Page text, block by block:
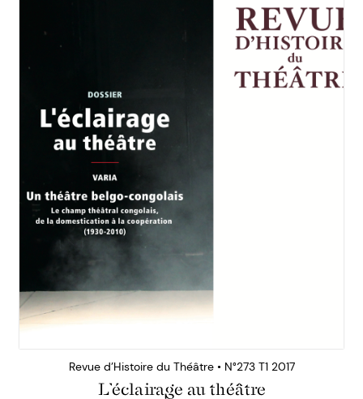
Revue d’Histoire du Théâtre • N°273 T1 2017
L’éclairage au théâtre